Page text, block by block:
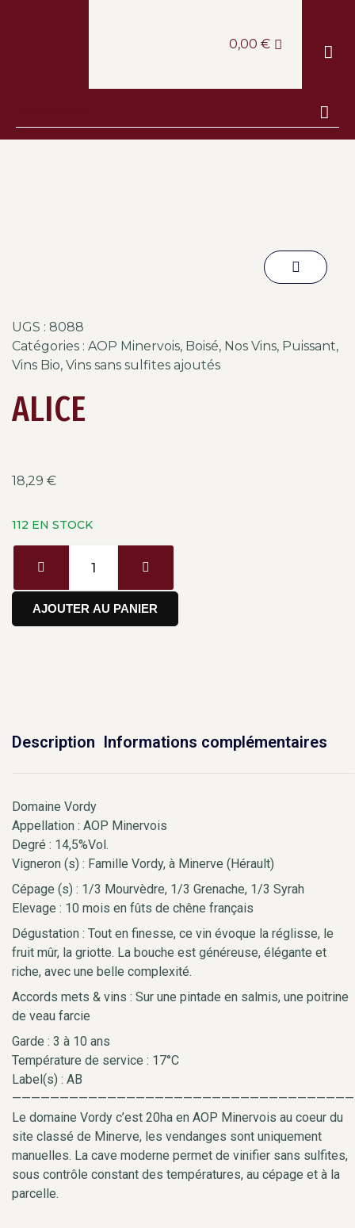
0,00 €
UGS : 8088
Catégories : AOP Minervois, Boisé, Nos Vins, Puissant,
Vins Bio, Vins sans sulfites ajoutés
ALICE
18,29 €
112 EN STOCK
AJOUTER AU PANIER
Description Informations complémentaires
Domaine Vordy
Appellation : AOP Minervois
Degré : 14,5%Vol.
Vigneron (s) : Famille Vordy, à Minerve (Hérault)
Cépage (s) : 1/3 Mourvèdre, 1/3 Grenache, 1/3 Syrah
Elevage : 10 mois en fûts de chêne français
Dégustation : Tout en finesse, ce vin évoque la réglisse, le
fruit mûr, la griotte. La bouche est généreuse, élégante et
riche, avec une belle complexité.
Accords mets & vins : Sur une pintade en salmis, une poitrine
de veau farcie
Garde : 3 à 10 ans
Température de service : 17°C
Label(s) : AB
————————————————————————————————————
Le domaine Vordy c’est 20ha en AOP Minervois au coeur du
site classé de Minerve, les vendanges sont uniquement
manuelles. La cave moderne permet de vinifier sans sulfites,
sous contrôle constant des températures, au cépage et à la
parcelle.